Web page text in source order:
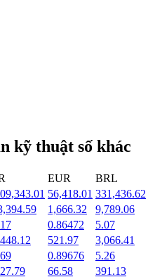
giá trị đều đặn
kỹ thuật số khác
EUR BRL
56,418.01 331,436.62
1,666.32 9,789.06
0.86472 5.07
521.97 3,066.41
0.89676 5.26
66.58 391.13